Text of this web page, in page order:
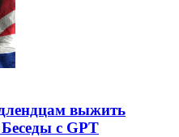
выжить
с GPT